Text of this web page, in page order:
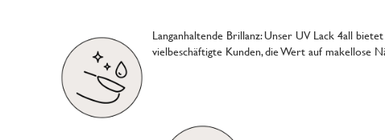
Langanhaltende Brillanz: Unser UV Lack 4all
vielbeschäftigte Kunden, die Wert auf makellose